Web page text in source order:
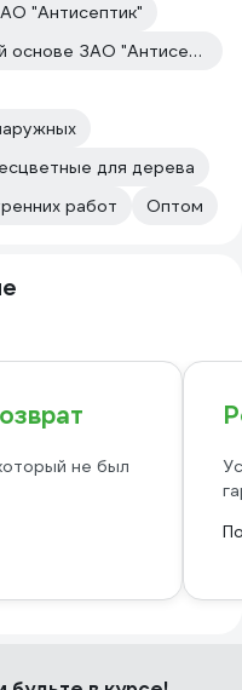
"Антисептик"
Пропитки для дерева на водной основе ЗАО "Антисептик"
для дерева
работ
Оптом
не был